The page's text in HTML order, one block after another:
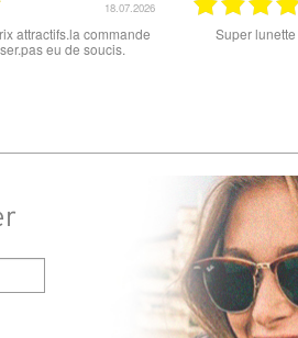
15.06.2026
, que ce soit le produit commandé
ou la livraison . merci